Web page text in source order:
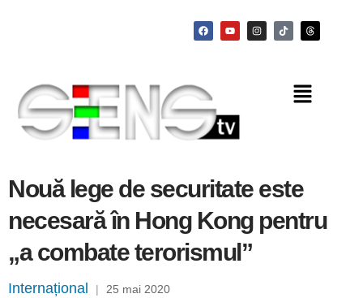
Nouă lege de securitate este
necesară în Hong Kong pentru
„a combate terorismul”
Internațional | 25 mai 2020